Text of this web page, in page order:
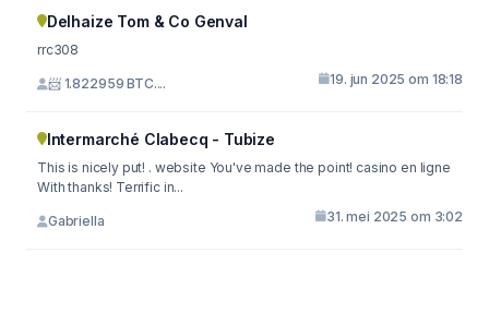
Delhaize Tom & Co Genval
rrc308
📨 1.822959 BTC.... 19. jun 2025 om 18:18
Intermarché Clabecq - Tubize
This is nicely put! . website You've made the point! casino en ligne
With thanks! Terrific in...
Gabriella 31. mei 2025 om 3:02